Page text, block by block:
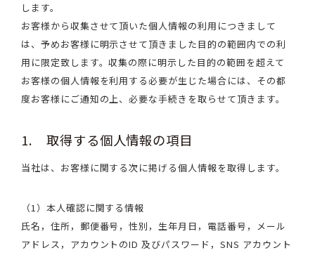
します。
お客様から収集させて頂いた個人情報の利用につきまして
は、予めお客様に明示させて頂きました目的の範囲内での利
用に限定致します。収集の際に明示した目的の範囲を超えて
お客様の個人情報を利用する必要が生じた場合には、その都
度お客様にご通知の上、必要な手続きを取らせて頂きます。
1. 取得する個人情報の項目
当社は、お客様に関する次に掲げる個人情報を取得します。
（1）本人確認に関する情報
氏名，住所，郵便番号，性別，生年月日，電話番号，メール
アドレス，アカウントのID 及びパスワード，SNS アカウント